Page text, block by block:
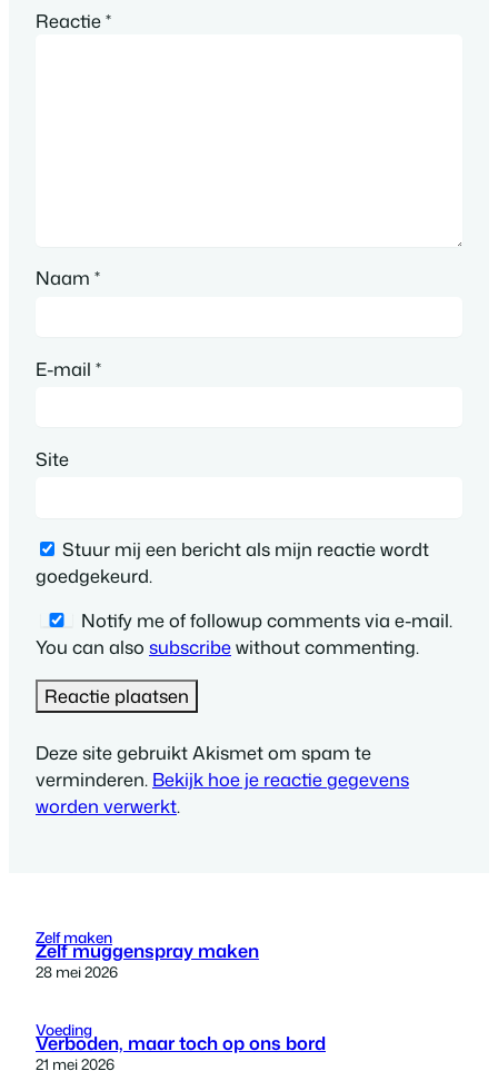
Reactie*
Naam *
E-mail *
Site
Stuur mij een bericht als mijn reactie wordt
goedgekeurd.
Notify me of followup comments via e-mail.
You can also subscribewithout commenting.
Deze site gebruikt Akismet om spam te
verminderen. Bekijk hoe je reactie gegevens
worden verwerkt.
Zelf maken
Zelf muggenspray maken
28 mei 2026
Voeding
Verboden, maar toch op ons bord
21 mei 2026